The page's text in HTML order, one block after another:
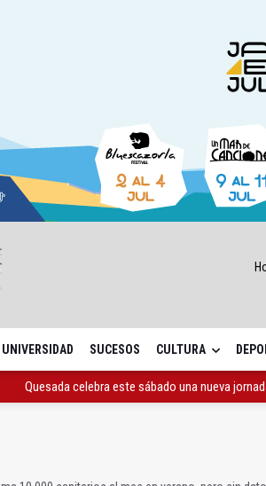
UNIVERSIDAD SUCESOS CULTURA
Quesada celebra este sábado una nueva